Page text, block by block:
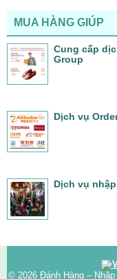
MUA HÀNG GIÚP
Cung cấp
Group
Dịch vụ
Dịch vụ
© 2026 Đánh Hàng –